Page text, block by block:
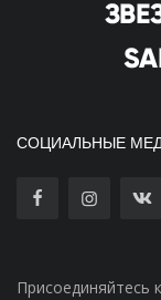
СОЦИАЛЬНЫЕ
Присоединяйтесь